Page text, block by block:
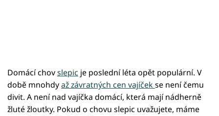
Domácí chovslepic je poslední léta opět populární. V
době mnohdyaž závratných cen vajíček se není čemu
divit. A není nad vajíčka domácí, která mají nádherně
žluté žloutky. Pokud o chovu slepic uvažujete, máme